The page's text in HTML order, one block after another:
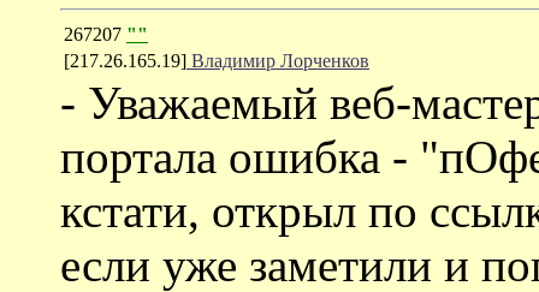
267207 ""
[217.26.165.19] Владимир Лорченков
- Уважаемый веб-
портала ошибка -
кстати, открыл по
если уже заметили и